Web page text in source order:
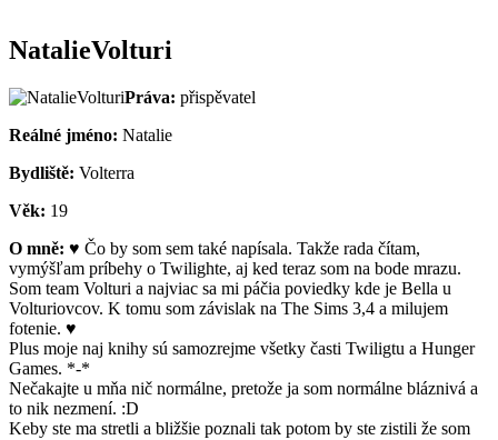
NatalieVolturi
Práva: přispěvatel
Reálné jméno: Natalie
Bydliště: Volterra
Věk: 19
O mně: ♥ Čo by som sem také napísala. Takže rada čítam,
vymýšľam príbehy o Twilighte, aj ked teraz som na bode mrazu.
Som team Volturi a najviac sa mi páčia poviedky kde je Bella u
Volturiovcov. K tomu som závislak na The Sims 3,4 a milujem
fotenie. ♥
Plus moje naj knihy sú samozrejme všetky časti Twiligtu a Hunger
Games. *-*
Nečakajte u mňa nič normálne, pretože ja som normálne bláznivá a
to nik nezmení. :D
Keby ste ma stretli a bližšie poznali tak potom by ste zistili že som